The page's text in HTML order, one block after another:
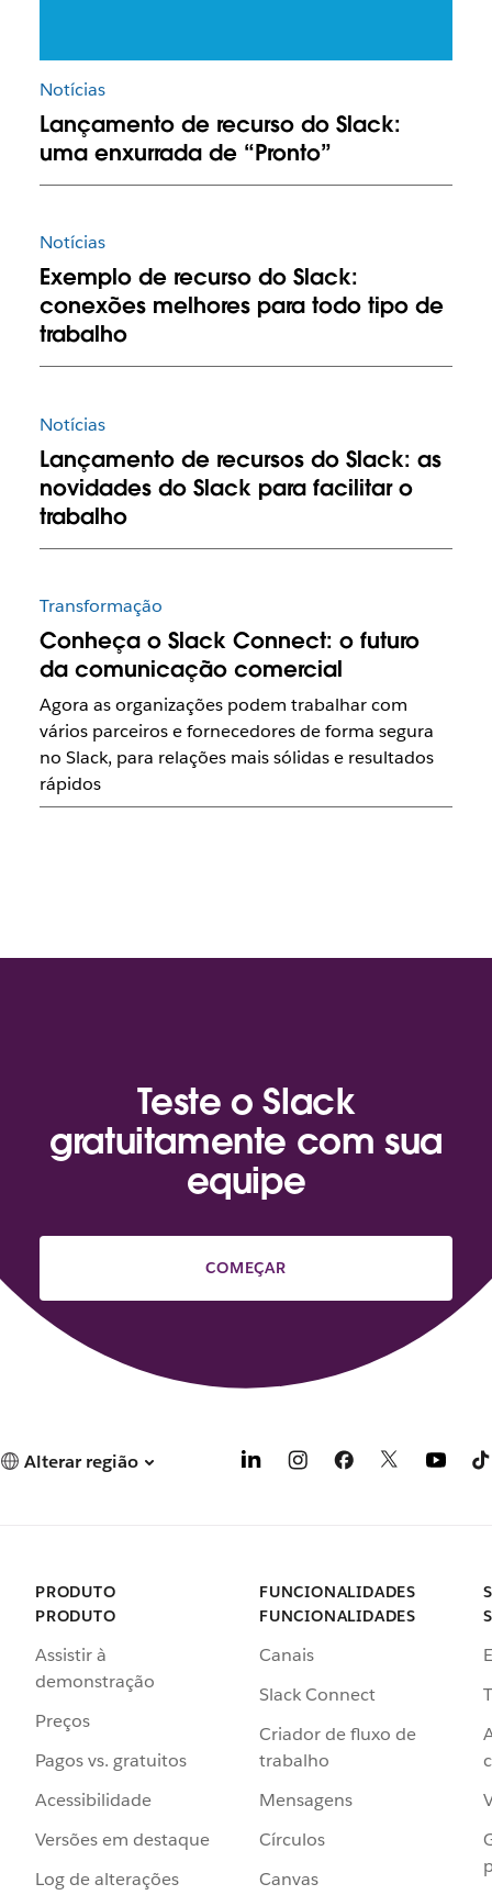
Notícias
Lançamento de recurso do Slack:
uma enxurrada de “Pronto”
Notícias
Exemplo de recurso do Slack:
conexões melhores para todo tipo de
trabalho
Notícias
Lançamento de recursos do Slack: as
novidades do Slack para facilitar o
trabalho
Transformação
Conheça o Slack Connect: o futuro
da comunicação comercial
Agora as organizações podem trabalhar com
vários parceiros e fornecedores de forma segura
no Slack, para relações mais sólidas e resultados
rápidos
Teste o Slack
gratuitamente com sua
equipe
COMEÇAR
Alterar região
PRODUTO
PRODUTO
Assistir à
demonstração
Preços
Pagos vs. gratuitos
Acessibilidade
Versões em destaque
Log de alterações
FUNCIONALIDADES
FUNCIONALIDADES
Canais
Slack Connect
Criador de fluxo de
trabalho
Mensagens
Círculos
Canvas